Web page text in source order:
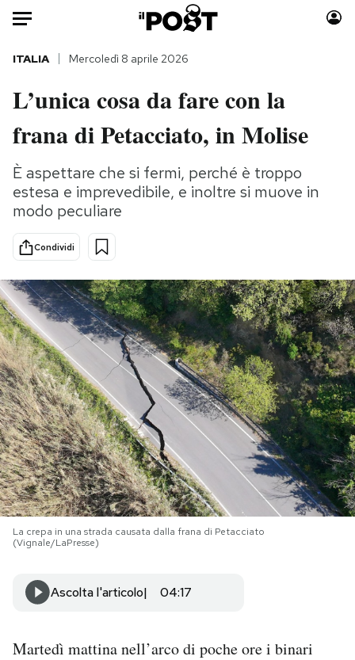
Auto
HOME
Italia
Politica
Tecnologia
Internet
Scienza
Economia
Sport
Moda
Consumismi
Storie/Idee
Altrecose
Mondiali calcio 2026
PODCAST
NEWSLETTER
I MIEI PREFERITI
SHOP
CALENDARIO
AREA PERSONALE
ITALIA Mercoledì 8 aprile 2026
L’unica cosa da fare con la
frana di Petacciato, in Molise
È aspettare che si fermi, perché è troppo
estesa e imprevedibile, e inoltre si muove in
modo peculiare
Condividi
La crepa in una strada causata dalla frana di Petacciato
(Vignale/LaPresse)
Ascolta l'articolo 04:17
Martedì mattina nell’arco di poche ore i binari